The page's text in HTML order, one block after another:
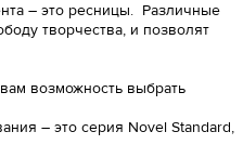
– это ресницы. Различные
творчества, и позволят
возможность выбрать
– это серия Novel Standard,